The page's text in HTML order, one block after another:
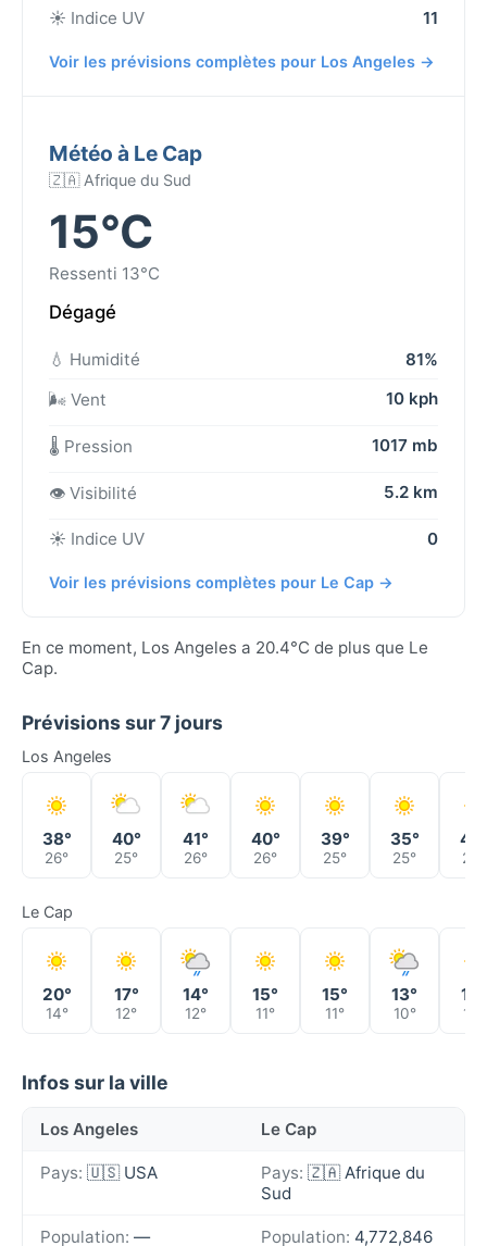
☀️ Indice UV 11
Voir les prévisions complètes pour Los Angeles →
Météo à Le Cap
🇿🇦 Afrique du Sud
15°C
Ressenti 13°C
Dégagé
💧 Humidité
81%
🌬️ Vent
10 kph
🌡️ Pression 1017 mb
👁️ Visibilité 5.2 km
☀️ Indice UV 0
Voir les prévisions complètes pour Le Cap →
En ce moment, Los Angeles a 20.4°C de plus que Le
Cap.
Prévisions sur 7 jours
Los Angeles
38°
26°
40°
25°
41°
26°
40°
26°
39°
25°
35°
25° 25°
Le Cap
20°
14°
17°
12°
14°
12°
15°
11°
15°
11°
13°
10°
13°
10°
Infos sur la ville
Los Angeles Le Cap
Pays: 🇺🇸 USA Pays: 🇿🇦 Afrique du
Sud
Population: — Population: 4,772,846